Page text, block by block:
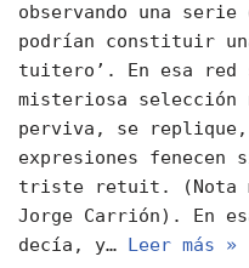
observando una serie
podrían constituir
tuitero’. En esa red
misteriosa selección
perviva, se
expresiones fenecen
triste retuit. (Nota
Jorge Carrión). En
decía, y… Leer más »